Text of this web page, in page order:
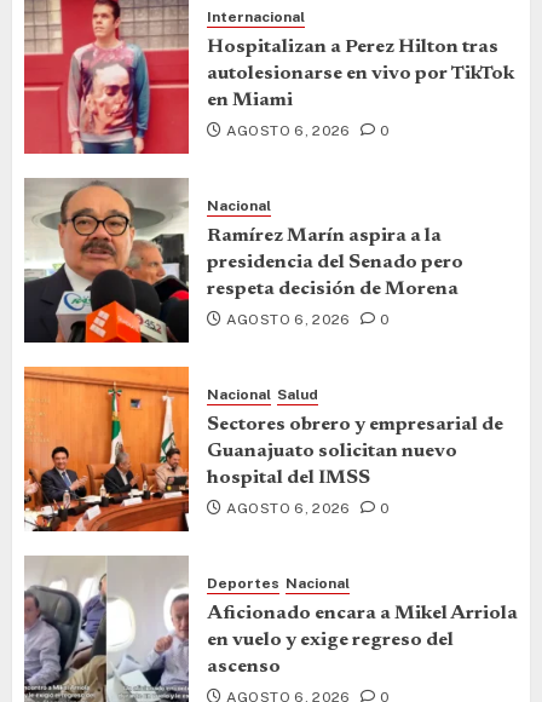
Internacional
Hospitalizan a Perez Hilton tras
autolesionarse en vivo por TikTok
en Miami
AGOSTO 6, 2026 0
Nacional
Ramírez Marín aspira a la
presidencia del Senado pero
respeta decisión de Morena
AGOSTO 6, 2026 0
Nacional Salud
Sectores obrero y empresarial de
Guanajuato solicitan nuevo
hospital del IMSS
AGOSTO 6, 2026 0
Deportes Nacional
Aficionado encara a Mikel Arriola
en vuelo y exige regreso del
ascenso
AGOSTO 6, 2026 0